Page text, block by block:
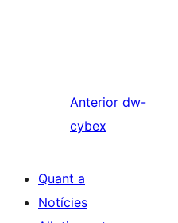
Anterior dw-
cybex
Quant a
Notícies